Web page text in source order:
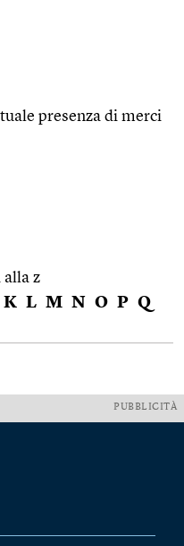
presenza di merci
z
K L M N O P Q
PUBBLICITÀ